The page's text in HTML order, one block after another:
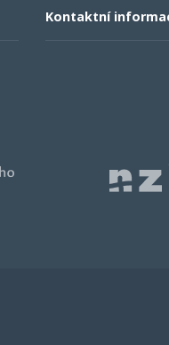
Kontaktní